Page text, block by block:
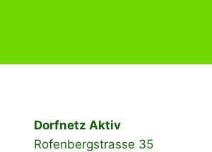
Dorfnetz Aktiv
Rofenbergstrasse 35